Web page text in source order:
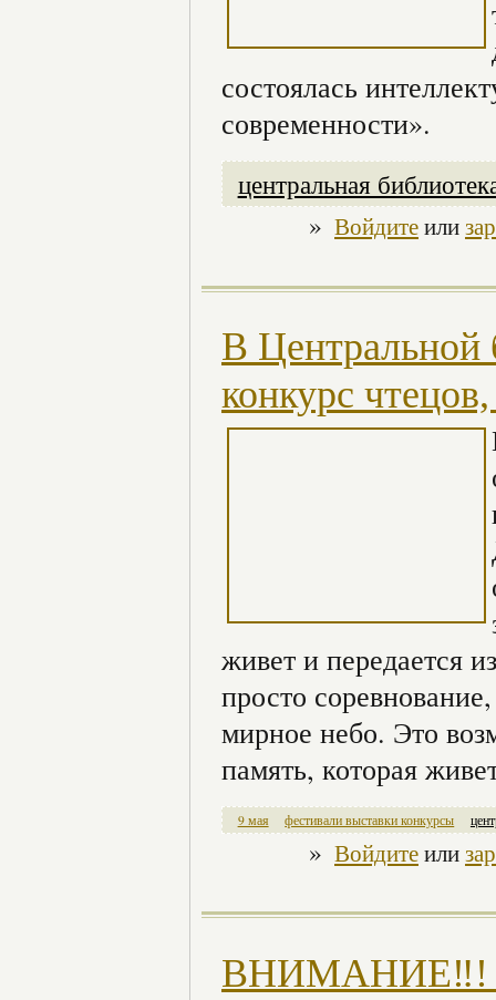
состоялась
современности».
центральная
» Войдитеили
В Центральной
конкурс
живет и передается
просто
мирное небо. Это
память, которая
9 мая фестивали выставки конкурсы
» Войдитеили
ВНИМАНИЕ‼!